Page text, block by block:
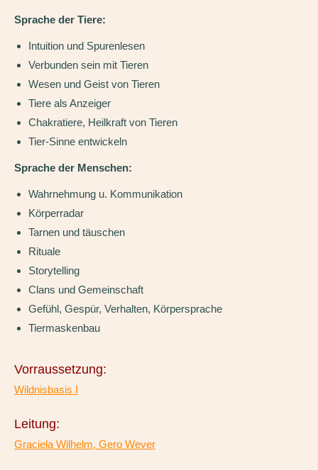
Sprache der Tiere:
Intuition und Spurenlesen
Verbunden sein mit Tieren
Wesen und Geist von Tieren
Tiere als Anzeiger
Chakratiere, Heilkraft von Tieren
Tier-Sinne entwickeln
Sprache der Menschen:
Wahrnehmung u. Kommunikation
Körperradar
Tarnen und täuschen
Rituale
Storytelling
Clans und Gemeinschaft
Gefühl, Gespür, Verhalten, Körpersprache
Tiermaskenbau
Vorraussetzung:
Wildnisbasis I
Leitung:
Graciela Wilhelm, Gero Wever